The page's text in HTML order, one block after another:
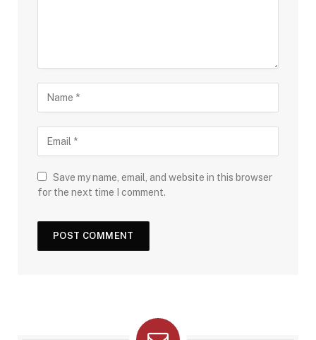
Save my name, email, and website in this browser
for the next time I comment.